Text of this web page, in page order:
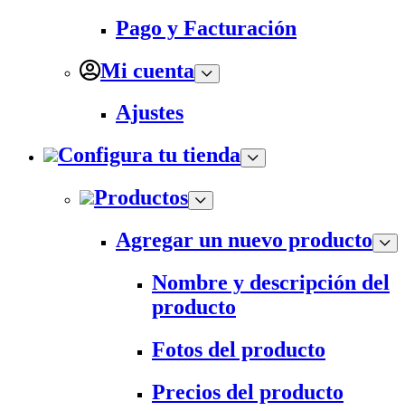
Pago y Facturación
Mi cuenta
Ajustes
Configura tu tienda
Productos
Agregar un nuevo producto
Nombre y descripción del
producto
Fotos del producto
Precios del producto